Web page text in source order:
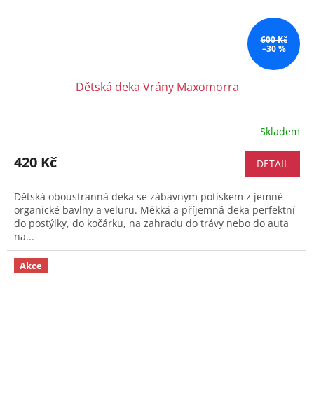
600 Kč
–30 %
Dětská deka Vrány Maxomorra
Skladem
420 Kč DETAIL
Dětská oboustranná deka se zábavným potiskem z jemné
organické bavlny a veluru. Měkká a příjemná deka perfektní
do postýlky, do kočárku, na zahradu do trávy nebo do auta
na...
Akce